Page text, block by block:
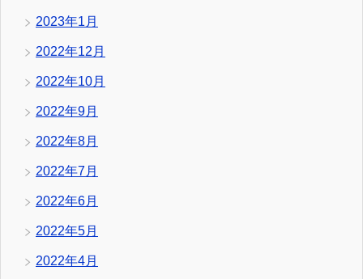
2023年1月
2022年12月
2022年10月
2022年9月
2022年8月
2022年7月
2022年6月
2022年5月
2022年4月